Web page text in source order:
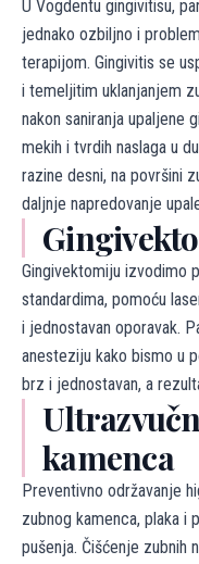
U Vogdentu gingivitisu,
jednako ozbiljno i
terapijom. Gingivitis se
i temeljitim uklanjanjem
nakon saniranja upaljene
mekih i tvrdih naslaga u
razine desni, na površini
daljnje napredovanje
Gingivektomiju izvodimo
standardima, pomoću
i jednostavan oporavak.
anesteziju kako bismo u
brz i jednostavan, a
kamenca
Preventivno održavanje
zubnog kamenca, plaka i
pušenja. Čišćenje zubnih